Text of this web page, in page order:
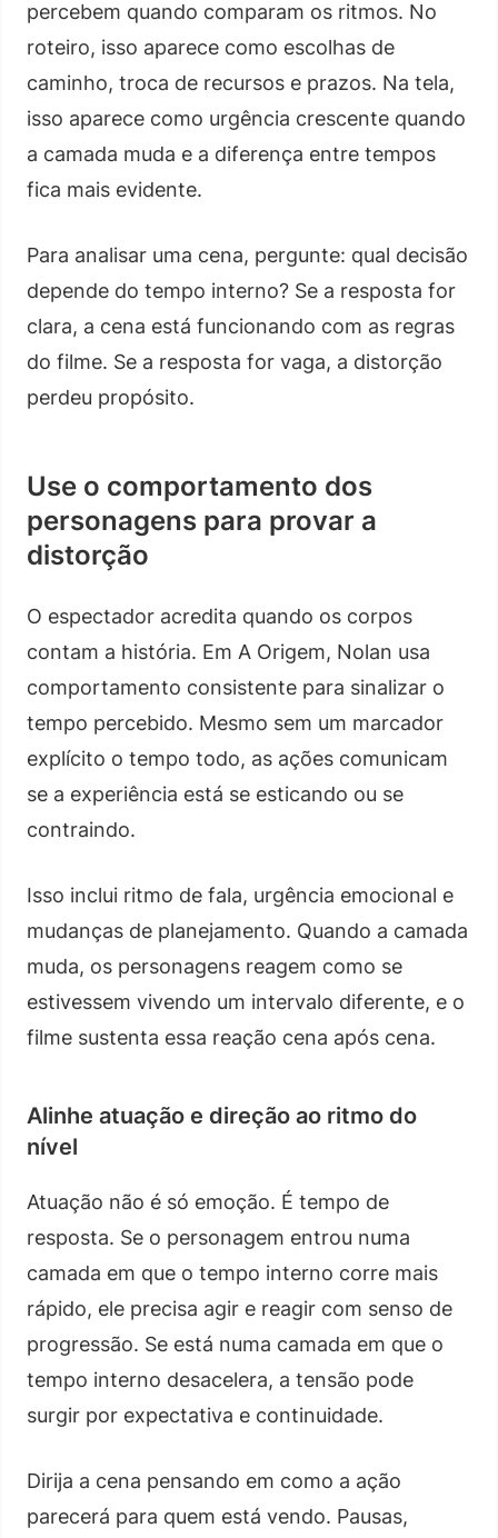
percebem quando comparam os ritmos. No
roteiro, isso aparece como escolhas de
caminho, troca de recursos e prazos. Na tela,
isso aparece como urgência crescente quando
a camada muda e a diferença entre tempos
fica mais evidente.
Para analisar uma cena, pergunte: qual decisão
depende do tempo interno? Se a resposta for
clara, a cena está funcionando com as regras
do filme. Se a resposta for vaga, a distorção
perdeu propósito.
Use o comportamento dos
personagens para provar a
distorção
O espectador acredita quando os corpos
contam a história. Em A Origem, Nolan usa
comportamento consistente para sinalizar o
tempo percebido. Mesmo sem um marcador
explícito o tempo todo, as ações comunicam
se a experiência está se esticando ou se
contraindo.
Isso inclui ritmo de fala, urgência emocional e
mudanças de planejamento. Quando a camada
muda, os personagens reagem como se
estivessem vivendo um intervalo diferente, e o
filme sustenta essa reação cena após cena.
Alinhe atuação e direção ao ritmo do
nível
Atuação não é só emoção. É tempo de
resposta. Se o personagem entrou numa
camada em que o tempo interno corre mais
rápido, ele precisa agir e reagir com senso de
progressão. Se está numa camada em que o
tempo interno desacelera, a tensão pode
surgir por expectativa e continuidade.
Dirija a cena pensando em como a ação
parecerá para quem está vendo. Pausas,